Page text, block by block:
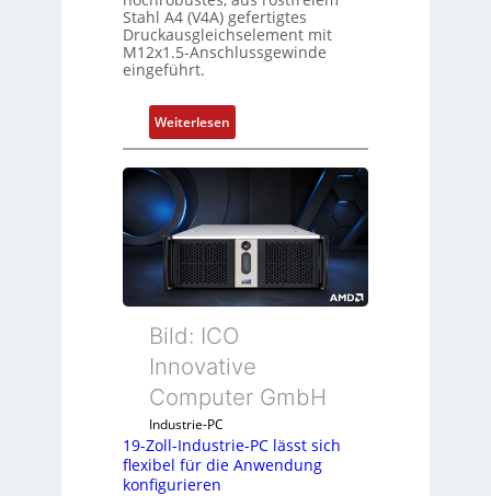
Stahl A4 (V4A) gefertigtes
Druckausgleichselement mit
M12x1.5-Anschlussgewinde
eingeführt.
Weiterlesen:
D
r
k
s
g
e
i
h
s
Bild: ICO
Innovative
Computer GmbH
Industrie-PC
19-Zoll-Industrie-PC lässt sich
flexibel für die Anwendung
konfigurieren